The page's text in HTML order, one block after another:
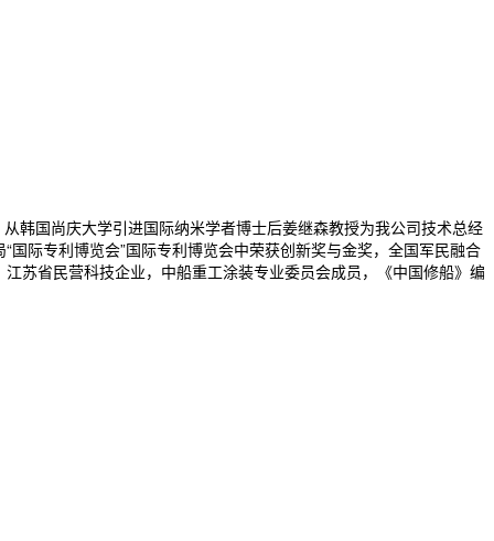
韩国尚庆大学引进国际纳米学者博士后姜继森教授为我公司技术总经
际专利博览会”国际专利博览会中荣获创新奖与金奖，全国军民融合
苏省民营科技企业，中船重工涂装专业委员会成员，《中国修船》编